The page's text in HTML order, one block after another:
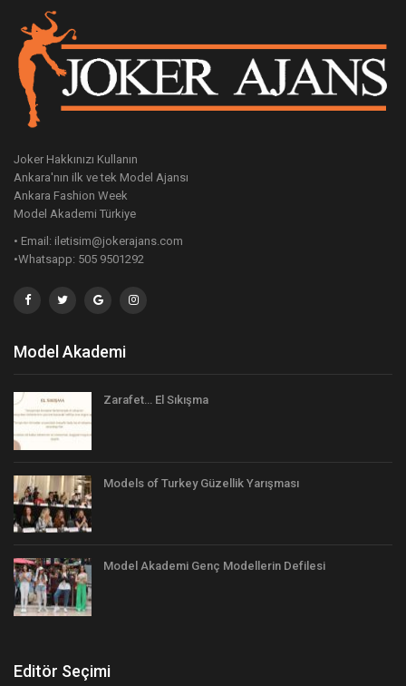
Joker Hakkınızı Kullanın
Ankara'nın ilk ve tek Model Ajansı
Ankara Fashion Week
Model Akademi Türkiye
• Email: iletisim@jokerajans.com
•Whatsapp: 505 9501292
Model Akademi
Zarafet… El Sıkışma
Models of Turkey Güzellik Yarışması
Model Akademi Genç Modellerin Defilesi
Editör Seçimi